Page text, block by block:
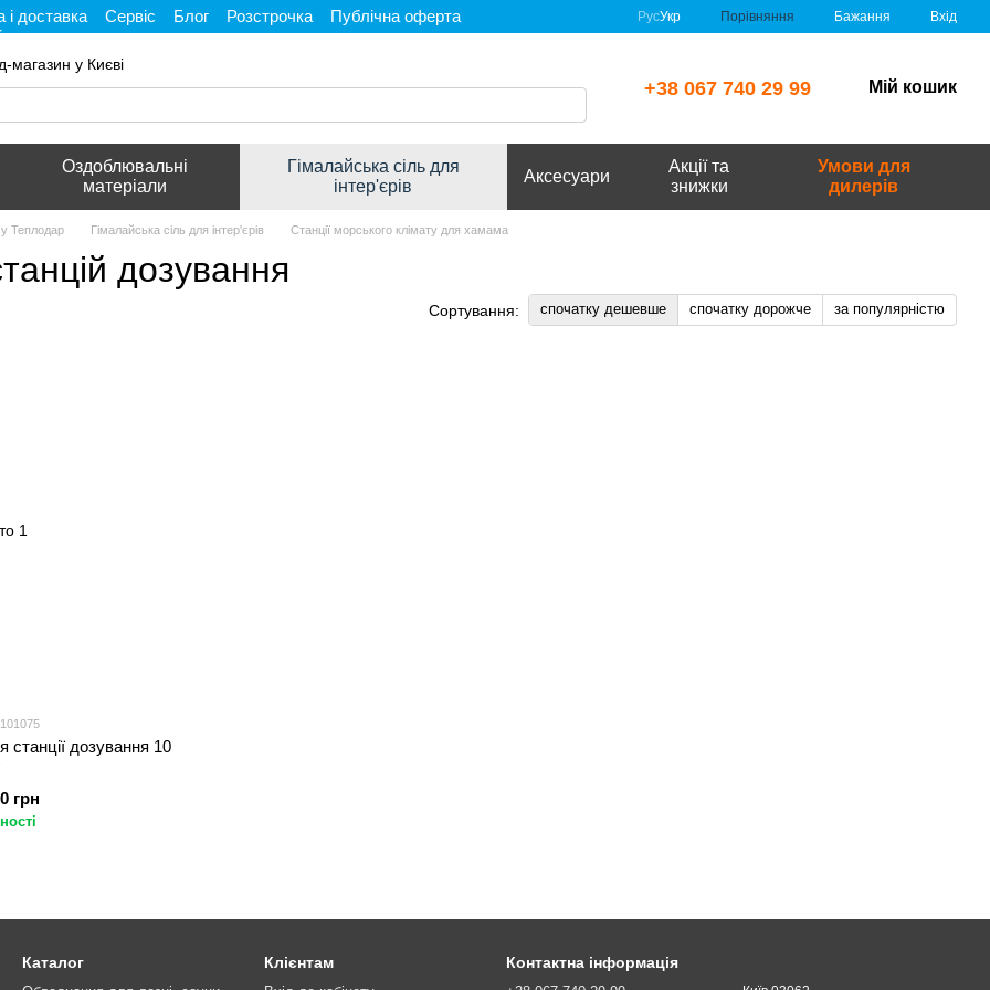
і доставка Сервіс Блог Розстрочка
Публічна оферта
РусУкр Порівняння Бажання Вхід
магазин у Києві
+38 067 740 29 99 Мій кошик
Оздоблювальні
матеріали
Гімалайська сіль для
інтер'єрів
Аксесуари
Акції та
знижки
Умови для
дилерів
Теплодар Гімалайська сіль для інтер'єрів Станції морського клімату для хамама
дозування
Сортування: спочатку дешевше спочатку дорожче за популярністю
станції дозування 10
грн
Каталог Клієнтам Контактна інформація